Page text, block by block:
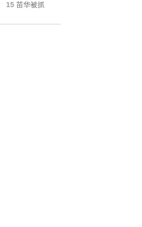
15 苗华被抓